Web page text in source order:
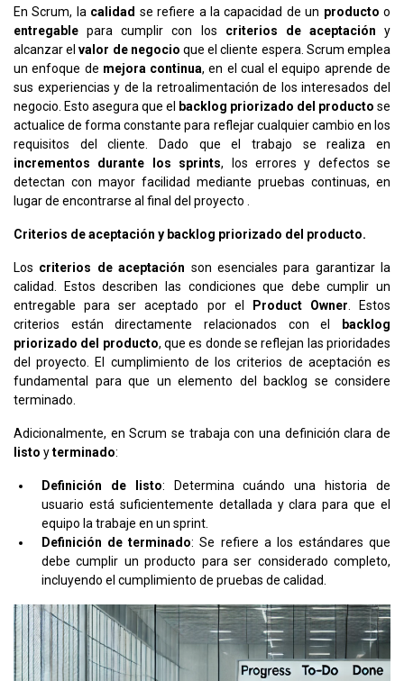
En Scrum, la calidad se refiere a la capacidad de un producto o
entregable para cumplir con los criterios de aceptación y
alcanzar elvalor de negocio que el cliente espera. Scrum emplea
un enfoque de mejora continua, en el cual el equipo aprende de
sus experiencias y de la retroalimentación de los interesados del
negocio. Esto asegura que el backlog priorizado del producto se
actualice de forma constante para reflejar cualquier cambio en los
requisitos del cliente. Dado que el trabajo se realiza en
incrementos durante los sprints, los errores y defectos se
detectan con mayor facilidad mediante pruebas continuas, en
lugar de encontrarse al final del proyecto​ .
Criterios de aceptación y backlog priorizado del producto.
Los criterios de aceptación son esenciales para garantizar la
calidad. Estos describen las condiciones que debe cumplir un
entregable para ser aceptado por el Product Owner . Estos
criterios están directamente relacionados con el backlog
priorizado del producto, que es donde se reflejan las prioridades
del proyecto. El cumplimiento de los criterios de aceptación es
fundamental para que un elemento del backlog se considere
terminado​.
Adicionalmente, en Scrum se trabaja con una definición clara de
listo yterminado:
Definición de listo: Determina cuándo una historia de
usuario está suficientemente detallada y clara para que el
equipo la trabaje en un sprint.
Definición de terminado: Se refiere a los estándares que
debe cumplir un producto para ser considerado completo,
incluyendo el cumplimiento de pruebas de calidad​.